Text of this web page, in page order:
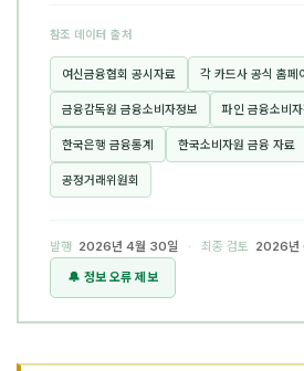
참조 데이터 출처
여신금융협회 공시자료 각 카드사 공식 홈페
금융감독원 금융소비자정보 파인 금융소비
한국은행 금융통계 한국소비자원 금융 자료
공정거래위원회
발행 2026년 4월 30일 · 최종 검토
2026년
🔔 정보 오류 제보